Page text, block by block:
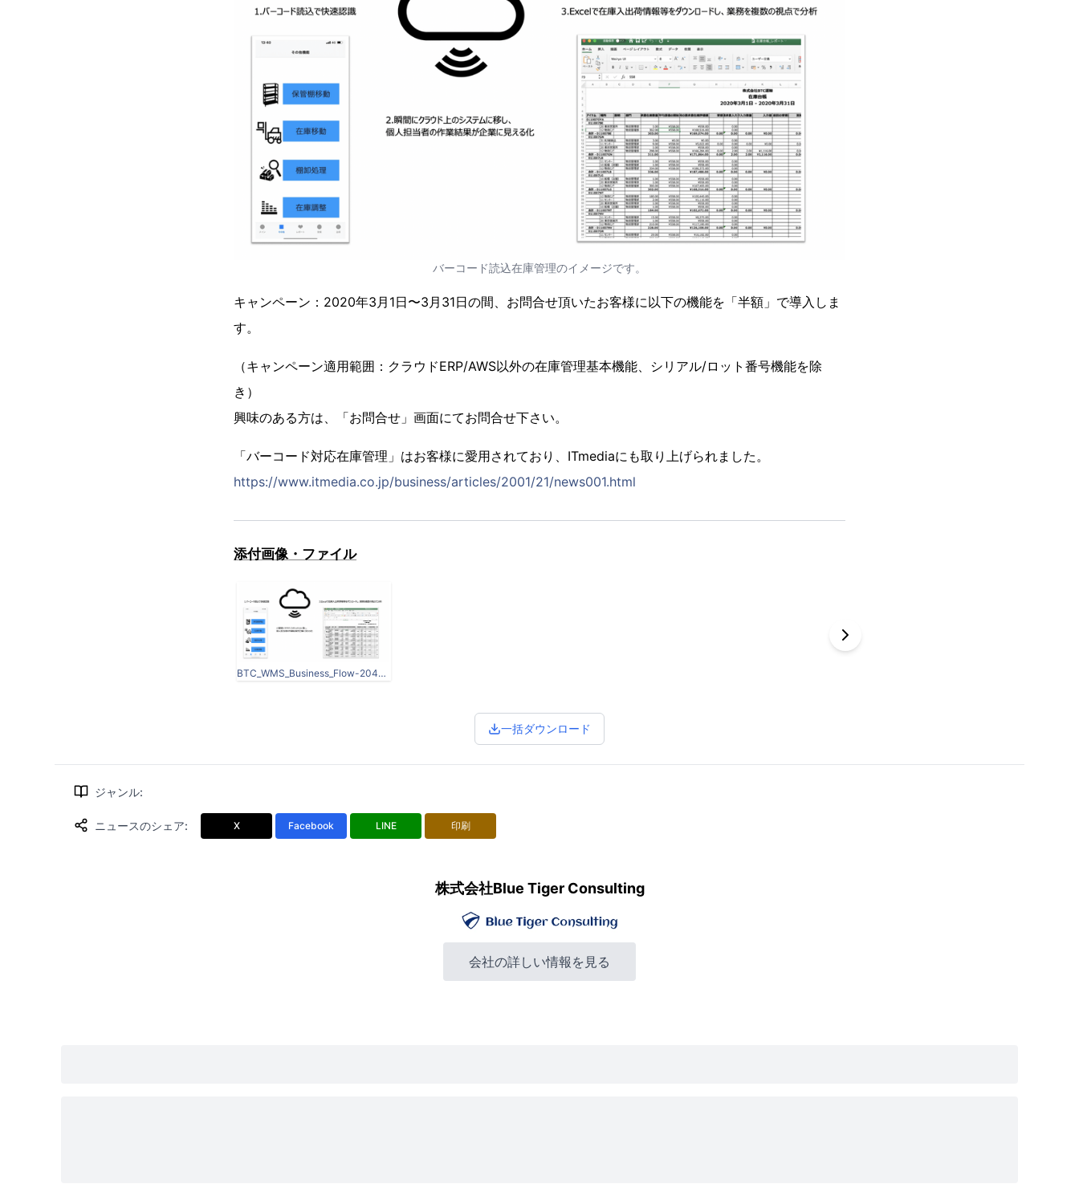
バーコード読込在庫管理のイメージです。
キャンペーン：2020年3月1日〜3月31日の間、お問合せ頂いたお客様に以下の機能を「半額」で導入しま
す。
（キャンペーン適用範囲：クラウドERP/AWS以外の在庫管理基本機能、シリアル/ロット番号機能を除
き）
興味のある方は、「お問合せ」画面にてお問合せ下さい。
「バーコード対応在庫管理」はお客様に愛用されており、ITmediaにも取り上げられました。
https://www.itmedia.co.jp/business/articles/2001/21/news001.html
添付画像・ファイル
BTC_WMS_Business_Flow-2048x1102.png
一括ダウンロード
ジャンル:
ニュースのシェア: X Facebook LINE 印刷
株式会社Blue Tiger Consulting
会社の詳しい情報を見る